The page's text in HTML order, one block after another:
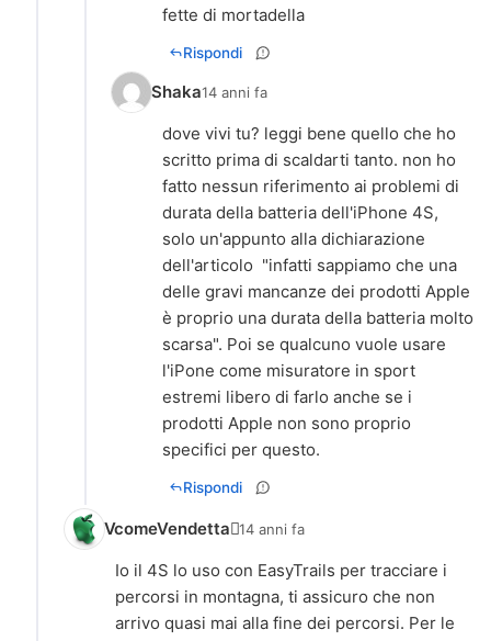
fette di mortadella
Rispondi
Shaka14 anni fa
dove vivi tu? leggi bene quello che ho
scritto prima di scaldarti tanto. non ho
fatto nessun riferimento ai problemi di
durata della batteria dell'iPhone 4S,
solo un'appunto alla dichiarazione
dell'articolo "infatti sappiamo che una
delle gravi mancanze dei prodotti Apple
è proprio una durata della batteria molto
scarsa". Poi se qualcuno vuole usare
l'iPone come misuratore in sport
estremi libero di farlo anche se i
prodotti Apple non sono proprio
specifici per questo.
Rispondi
VcomeVendetta14 anni fa
Io il 4S lo uso con EasyTrails per tracciare i
percorsi in montagna, ti assicuro che non
arrivo quasi mai alla fine dei percorsi. Per le